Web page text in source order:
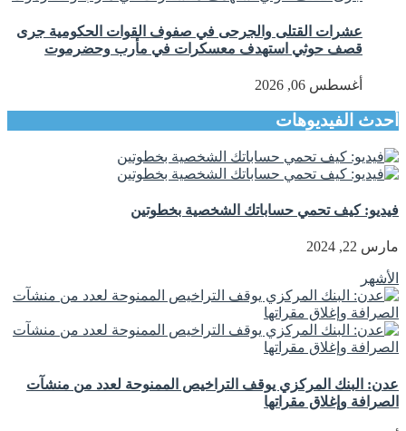
عشرات القتلى والجرحى في صفوف القوات الحكومية جرى
قصف حوثي استهدف معسكرات في مأرب وحضرموت
أغسطس 06, 2026
أحدث الفيديوهات
فيديو: كيف تحمي حساباتك الشخصية بخطوتين
مارس 22, 2024
الأشهر
عدن: البنك المركزي يوقف التراخيص الممنوحة لعدد من منشآت
الصرافة وإغلاق مقراتها